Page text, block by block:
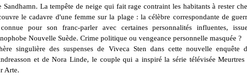
La tempête de neige qui fait rage contraint les habitants à rester
le cadavre d'une femme sur la plage : la célèbre correspondante de
pour son franc-parler avec certaines personnalités influentes,
Nouvelle Suède. Crime politique ou vengeance personnelle masquée ?
singulière des suspenses de Viveca Sten dans cette nouvelle enquête
et de Nora Linde, le couple qui a inspiré la série télévisée Meurtres
Arte.